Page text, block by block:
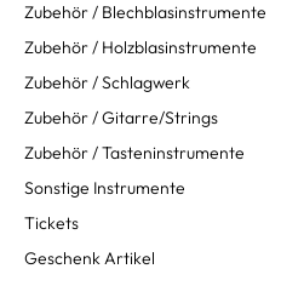
Zubehör / Blechblasinstrumente
Zubehör / Holzblasinstrumente
Zubehör / Schlagwerk
Zubehör / Gitarre/Strings
Zubehör / Tasteninstrumente
Sonstige Instrumente
Tickets
Geschenk Artikel